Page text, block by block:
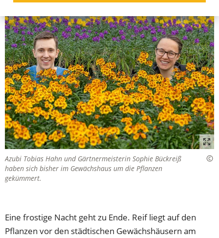
Azubi Tobias Hahn und Gärtnermeisterin Sophie Bückreiß
haben sich bisher im Gewächshaus um die Pflanzen
gekümmert.
Eine frostige Nacht geht zu Ende. Reif liegt auf den
Pflanzen vor den städtischen Gewächshäusern am